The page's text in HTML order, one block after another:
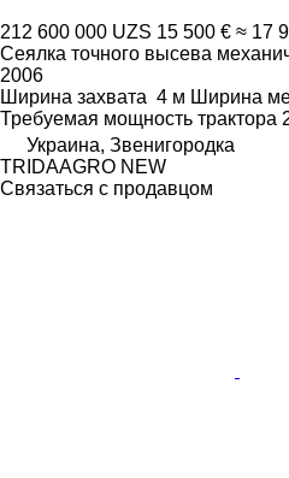
212 600 000 UZS 15 500 € ≈ 17
Сеялка точного высева
2006
Ширина захвата 4 м Ширина
Требуемая мощность трактора
Украина, Звенигородка
TRIDAAGRO NEW
Связаться с продавцом